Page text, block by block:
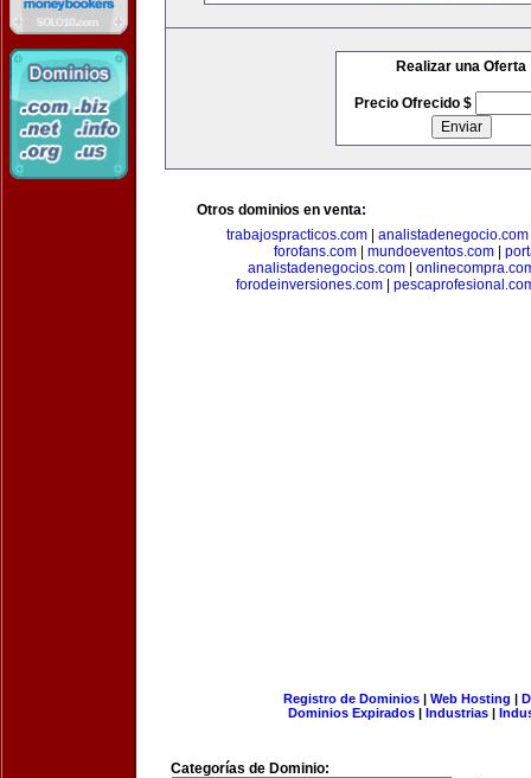
Realizar una Oferta
Precio Ofrecido $
Otros dominios en venta:
trabajospracticos.com| analistadenegocio.com
forofans.com
mundoeventos.com
analistadenegocios.com
forodeinversiones.com
Registro de Dominios| Web Hosting |
Dominios Expirados | Industrias |
Categorías de Dominio: